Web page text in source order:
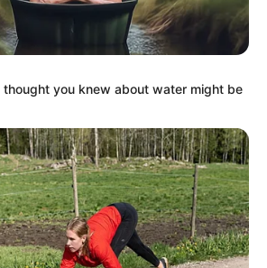
you knew about water might be